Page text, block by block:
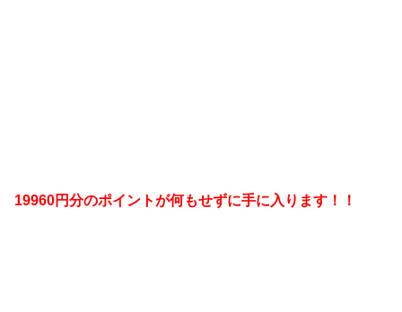
19960円分のポイントが何もせずに手に入ります！！